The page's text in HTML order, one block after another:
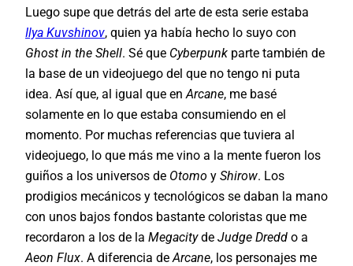
Luego supe que detrás del arte de esta serie estaba
Ilya Kuvshinov, quien ya había hecho lo suyo con
Ghost in the Shell. Sé que Cyberpunk parte también de
la base de un videojuego del que no tengo ni puta
idea. Así que, al igual que en Arcane, me basé
solamente en lo que estaba consumiendo en el
momento. Por muchas referencias que tuviera al
videojuego, lo que más me vino a la mente fueron los
guiños a los universos de Otomo y Shirow. Los
prodigios mecánicos y tecnológicos se daban la mano
con unos bajos fondos bastante coloristas que me
recordaron a los de la Megacityde Judge Dredd o a
Aeon Flux. A diferencia de Arcane, los personajes me